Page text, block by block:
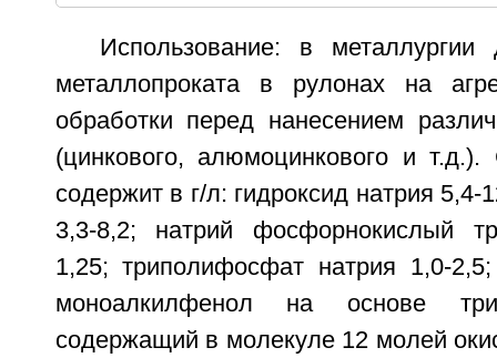
Использование: в металлургии
металлопроката в рулонах на
обработки перед нанесением
(цинкового, алюмоцинкового и т.д.).
содержит в г/л: гидроксид натрия 5,4-
3,3-8,2; натрий фосфорнокислый
1,25; триполифосфат натрия 1,0-2,5;
моноалкилфенол на основе
содержащий в молекуле 12 молей